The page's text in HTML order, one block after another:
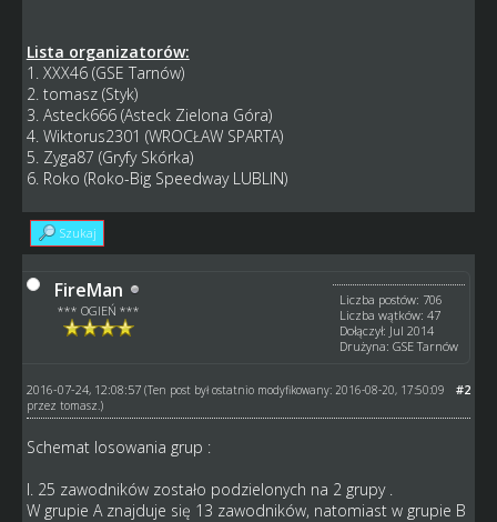
Lista organizatorów:
1. XXX46 (GSE Tarnów)
2. tomasz (Styk)
3. Asteck666 (Asteck Zielona Góra)
4. Wiktorus2301 (WROCŁAW SPARTA)
5. Zyga87 (Gryfy Skórka)
6. Roko (Roko-Big Speedway LUBLIN)
Szukaj
FireMan
*** OGIEŃ ***
Liczba postów: 706
Liczba wątków: 47
Dołączył: Jul 2014
Drużyna: GSE Tarnów
#2
2016-07-24, 12:08:57 (Ten post był ostatnio modyfikowany: 2016-08-20, 17:50:09
przez tomasz .)
Schemat losowania grup :
I. 25 zawodników zostało podzielonych na 2 grupy .
W grupie A znajduje się 13 zawodników, natomiast w grupie B